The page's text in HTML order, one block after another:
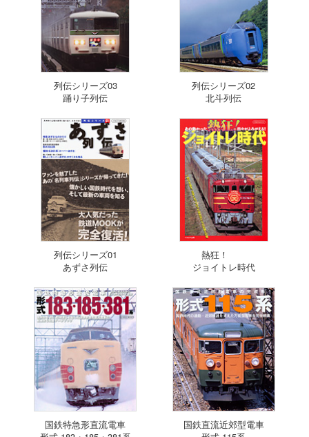
列伝シリーズ03
踊り子列伝
列伝シリーズ02
北斗列伝
列伝シリーズ01
あずさ列伝
熱狂！
ジョイトレ時代
国鉄特急形直流電車
国鉄直流近郊型電車